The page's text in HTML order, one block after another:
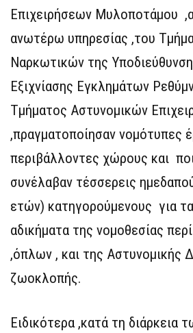
Επιχειρήσεων Μυλοποτάμου
ανωτέρω υπηρεσίας ,του
Ναρκωτικών της
Εξιχνίασης Εγκλημάτων
Τμήματος Αστυνομικών
,πραγματοποίησαν νομότυπες
περιβάλλοντες χώρους και
συνέλαβαν τέσσερεις
ετών) κατηγορούμενους για
αδικήματα της νομοθεσίας
,όπλων , και της Αστυνομικής
ζωοκλοπής.
Ειδικότερα ,κατά τη διάρκεια